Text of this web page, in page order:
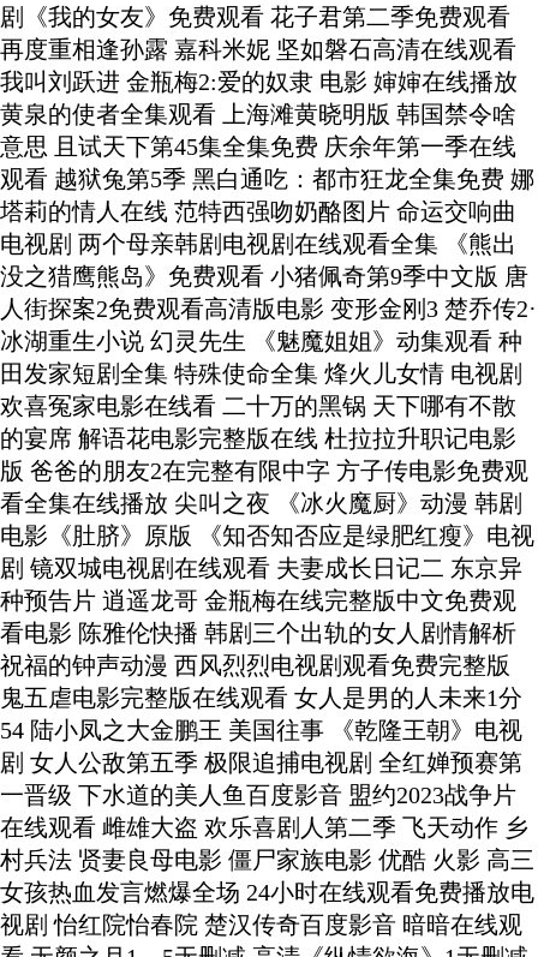
剧《我的女友》免费观看 花子君第二季免费观看
再度重相逢孙露 嘉科米妮 坚如磐石高清在线观看
我叫刘跃进 金瓶梅2:爱的奴隶 电影 婶婶在线播放
黄泉的使者全集观看 上海滩黄晓明版 韩国禁令啥
意思 且试天下第45集全集免费 庆余年第一季在线
观看 越狱兔第5季 黑白通吃：都市狂龙全集免费 娜
塔莉的情人在线 范特西强吻奶酪图片 命运交响曲
电视剧 两个母亲韩剧电视剧在线观看全集 《熊出
没之猎鹰熊岛》免费观看 小猪佩奇第9季中文版 唐
人街探案2免费观看高清版电影 变形金刚3 楚乔传2·
冰湖重生小说 幻灵先生 《魅魔姐姐》动集观看 种
田发家短剧全集 特殊使命全集 烽火儿女情 电视剧
欢喜冤家电影在线看 二十万的黑锅 天下哪有不散
的宴席 解语花电影完整版在线 杜拉拉升职记电影
版 爸爸的朋友2在完整有限中字 方子传电影免费观
看全集在线播放 尖叫之夜 《冰火魔厨》动漫 韩剧
电影《肚脐》原版 《知否知否应是绿肥红瘦》电视
剧 镜双城电视剧在线观看 夫妻成长日记二 东京异
种预告片 逍遥龙哥 金瓶梅在线完整版中文免费观
看电影 陈雅伦快播 韩剧三个出轨的女人剧情解析
祝福的钟声动漫 西风烈烈电视剧观看免费完整版
鬼五虐电影完整版在线观看 女人是男的人未来1分
54 陆小凤之大金鹏王 美国往事 《乾隆王朝》电视
剧 女人公敌第五季 极限追捕电视剧 全红婵预赛第
一晋级 下水道的美人鱼百度影音 盟约2023战争片
在线观看 雌雄大盗 欢乐喜剧人第二季 飞天动作 乡
村兵法 贤妻良母电影 僵尸家族电影 优酷 火影 高三
女孩热血发言燃爆全场 24小时在线观看免费播放电
视剧 怡红院怡春院 楚汉传奇百度影音 暗暗在线观